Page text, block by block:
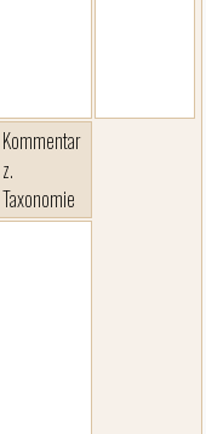
Kommentar
z.
Taxonomie